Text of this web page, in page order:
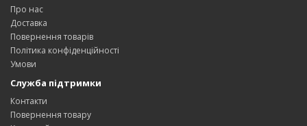
Про нас
Доставка
Повернення товарів
Політика конфіденційності
Умови
Служба підтримки
Контакти
Повернення товару